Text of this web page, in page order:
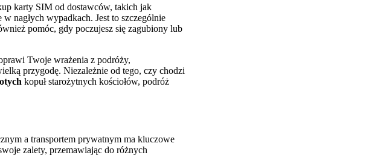
karty SIM od dostawców, takich jak
nagłych wypadkach. Jest to szczególnie
pomóc, gdy poczujesz się zagubiony lub
Twoje wrażenia z podróży,
przygodę. Niezależnie od tego, czy chodzi
kopuł starożytnych kościołów, podróż
a transportem prywatnym ma kluczowe
zalety, przemawiając do różnych